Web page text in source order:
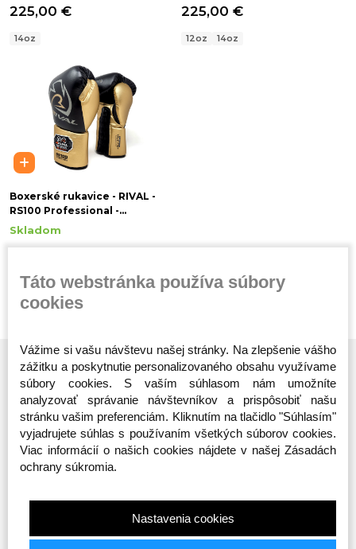
225,00 €
14oz
225,00 €
12oz 14oz
Boxerské rukavice - RIVAL -
RS100 Professional -
čierne/zlaté
Skladom
14oz
Prihláste sa na odber noviniek
Buďte prvý, kto to vie. Zaregistrujte sa na odber
noviniek ešte dnes
Táto webstránka používa súbory
cookies
Vážime si vašu návštevu našej stránky. Na zlepšenie vášho
zážitku a poskytnutie personalizovaného obsahu využívame
súbory cookies. S vaším súhlasom nám umožníte
analyzovať správanie návštevníkov a prispôsobiť našu
stránku vašim preferenciám. Kliknutím na tlačidlo "Súhlasím"
vyjadrujete súhlas s používaním všetkých súborov cookies.
Viac informácií o našich cookies nájdete v našej Zásadách
ochrany súkromia.
Nastavenia cookies